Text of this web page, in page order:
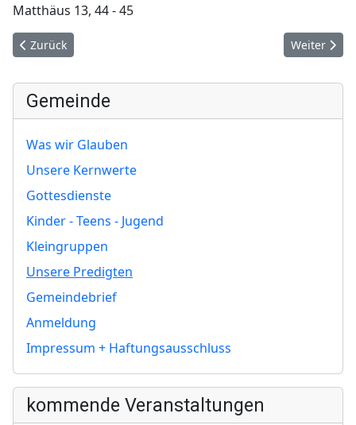
Matthäus 13, 44 - 45
Vorheriger Beitrag: Richtet nicht, sondern...
Zurück Nächster
Weiter
Gemeinde
Was wir Glauben
Unsere Kernwerte
Gottesdienste
Kinder - Teens - Jugend
Kleingruppen
Unsere Predigten
Gemeindebrief
Anmeldung
Impressum + Haftungsausschluss
kommende Veranstaltungen